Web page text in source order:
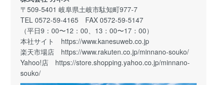
〒509-5401 岐阜県土岐市駄知町977-7
TEL 0572-59-4165 FAX 0572-59-5147
（平日9：00〜12：00、13：00〜17：00）
本社サイト https://www.kanesuweb.co.jp
楽天市場店 https://www.rakuten.co.jp/minnano-souko/
Yahoo!店 https://store.shopping.yahoo.co.jp/minnano-
souko/